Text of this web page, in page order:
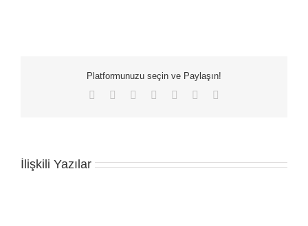
Platformunuzu seçin ve Paylaşın!
Facebook LinkedInWhatsApp
TumblrPinterest
İlişkili Yazılar